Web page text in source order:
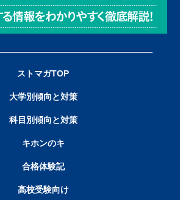
ストマガTOP
大学別傾向と対策
科目別傾向と対策
キホンのキ
合格体験記
高校受験向け